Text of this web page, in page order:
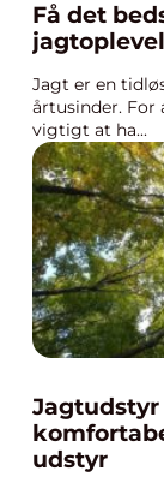
Få det
Jagt er en
årtusinder. For
vigtigt at ha...
Jagtudstyr
udstyr